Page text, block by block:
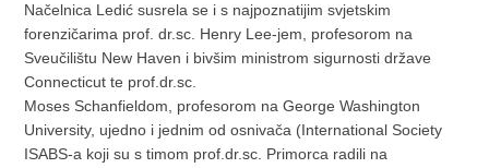
Načelnica Ledić susrela se i s najpoznatijim svjetskim
forenzičarima prof. dr.sc. Henry Lee-jem, profesorom na
Sveučilištu New Haven i bivšim ministrom sigurnosti države
Connecticut te prof.dr.sc.
Moses Schanfieldom, profesorom na George Washington
University, ujedno i jednim od osnivača (International Society
ISABS-a koji su s timom prof.dr.sc. Primorca radili na